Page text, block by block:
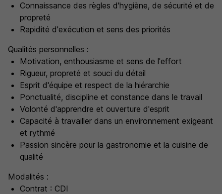
Connaissance des règles d'hygiène, de sécurité et de
propreté
Rapidité d'exécution et sens des priorités
Qualités personnelles :
Motivation, enthousiasme et sens de l'effort
Rigueur, propreté et souci du détail
Esprit d'équipe et respect de la hiérarchie
Ponctualité, discipline et constance dans le travail
Volonté d'apprendre et ouverture d'esprit
Capacité à travailler dans un environnement exigeant
et rythmé
Passion sincère pour la gastronomie et la cuisine de
qualité
Modalités :
Contrat : CDI